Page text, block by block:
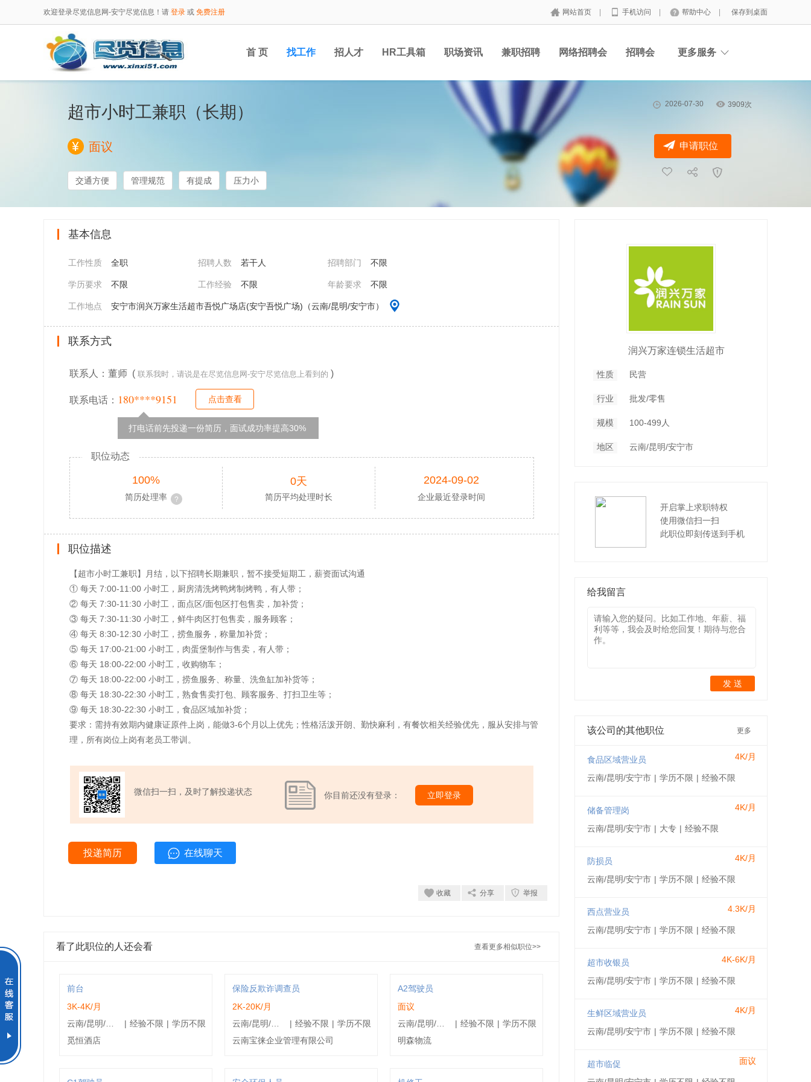
欢迎登录尽览信息网-安宁尽览信息！请 登录 或 免费注册 网站首页 手机访问 帮助中心 保存到桌面
首 页 找工作 招人才 HR工具箱 职场资讯 兼职招聘 网络招聘会 招聘会 更多服务
2026-07-30 3909次
超市小时工兼职（长期）
面议
交通方便 管理规范 有提成 压力小
申请职位
基本信息
工作性质 全职 招聘人数 若干人 招聘部门 不限
学历要求 不限 工作经验 不限 年龄要求 不限
工作地点 安宁市润兴万家生活超市吾悦广场店(安宁吾悦广场)（云南/昆明/安宁市）
联系方式
联系人：董师 ( 联系我时，请说是在尽览信息网-安宁尽览信息上看到的 )
联系电话： 180****9151 点击查看
打电话前先投递一份简历，面试成功率提高30%
职位动态
100%
简历处理率
0天
简历平均处理时长
2024-09-02
企业最近登录时间
职位描述
【超市小时工兼职】月结，以下招聘长期兼职，暂不接受短期工，薪资面试沟通
① 每天 7:00-11:00 小时工，厨房清洗烤鸭烤制烤鸭，有人带；
② 每天 7:30-11:30 小时工，面点区/面包区打包售卖，加补货；
③ 每天 7:30-11:30 小时工，鲜牛肉区打包售卖，服务顾客；
④ 每天 8:30-12:30 小时工，捞鱼服务，称量加补货；
⑤ 每天 17:00-21:00 小时工，肉蛋堡制作与售卖，有人带；
⑥ 每天 18:00-22:00 小时工，收购物车；
⑦ 每天 18:00-22:00 小时工，捞鱼服务、称量、洗鱼缸加补货等；
⑧ 每天 18:30-22:30 小时工，熟食售卖打包、顾客服务、打扫卫生等；
⑨ 每天 18:30-22:30 小时工，食品区域加补货；
要求：需持有效期内健康证原件上岗，能做3-6个月以上优先；性格活泼开朗、勤快麻利，有餐饮相关经验优先，服从安排与管
理，所有岗位上岗有老员工带训。
微信扫一扫，及时了解投递状态 你目前还没有登录： 立即登录
投递简历 在线聊天
收藏 分享 举报
看了此职位的人还会看 查看更多相似职位>>
前台
3K-4K/月
| 经验不限 | 学历不限
觅恒酒店
保险反欺诈调查员
2K-20K/月
| 经验不限 | 学历不限
云南宝徕企业管理有限公司
A2驾驶员
面议
| 经验不限 | 学历不限
明森物流
润兴万家连锁生活超市
性质 民营
行业 批发/零售
规模 100-499人
地区 云南/昆明/安宁市
开启掌上求职特权
使用微信扫一扫
此职位即刻传送到手机
给我留言
发 送
该公司的其他职位 更多
食品区域营业员 4K/月
云南/昆明/安宁市 | 学历不限 | 经验不限
储备管理岗 4K/月
云南/昆明/安宁市 | 大专 | 经验不限
防损员 4K/月
云南/昆明/安宁市 | 学历不限 | 经验不限
西点营业员 4.3K/月
云南/昆明/安宁市 | 学历不限 | 经验不限
超市收银员 4K-6K/月
云南/昆明/安宁市 | 学历不限 | 经验不限
生鲜区域营业员 4K/月
云南/昆明/安宁市 | 学历不限 | 经验不限
超市临促 面议